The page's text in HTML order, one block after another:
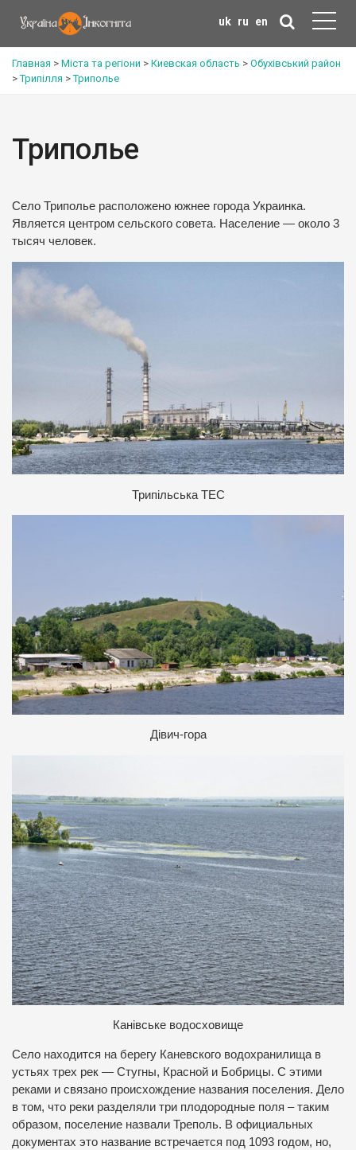
uk ru en
Главная > Міста та регіони > Киевская область > Обухівський район
>Трипілля >Триполье
Триполье
Село Триполье расположено южнее города Украинка.
Является центром сельского совета. Население — около 3
тысяч человек.
Трипільська ТЕС
Дівич-гора
Канівське водосховище
Село находится на берегу Каневского водохранилища в
устьях трех рек — Стугны, Красной и Бобрицы. С этими
реками и связано происхождение названия поселения. Дело
в том, что реки разделяли три плодородные поля – таким
образом, поселение назвали Треполь. В официальных
документах это название встречается под 1093 годом, но,